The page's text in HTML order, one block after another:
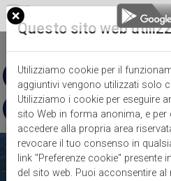
EN
Questo sito web
Utilizziamo cookie per il
aggiuntivi vengono utilizzati solo
Utilizziamo i cookie per eseguire
sito Web in forma anonima, e per
accedere alla propria area
revocare il tuo consenso in
link "Preferenze cookie" presente
del sito web. Puoi acconsentire